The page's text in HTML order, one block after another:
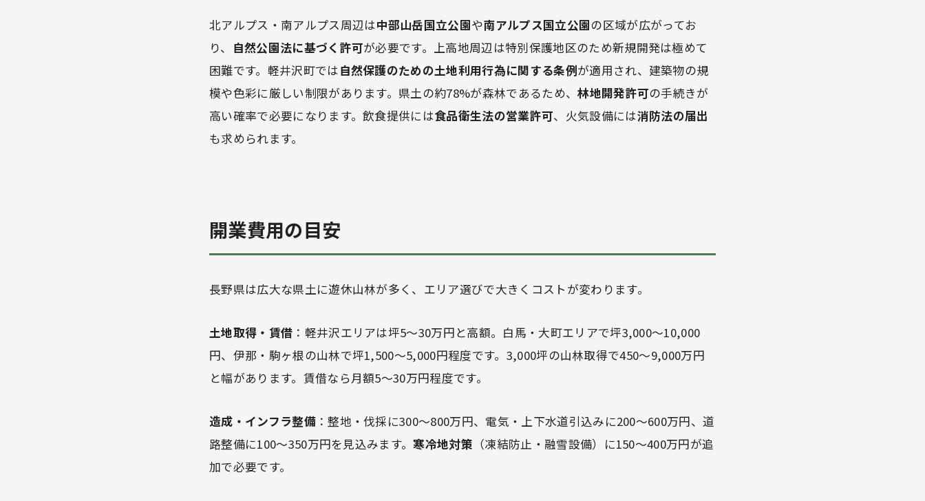
北アルプス・南アルプス周辺は中部山岳国立公園や南アルプス国立公園の区域が広がってお
り、 自然公園法に基づく許可が必要です。上高地周辺は特別保護地区のため新規開発は極めて
困難です。軽井沢町では自然保護のための土地利用行為に関する条例が適用され、建築物の規
模や色彩に厳しい制限があります。県土の約78%が森林であるため、林地開発許可の手続きが
高い確率で必要になります。飲食提供には食品衛生法の営業許可、火気設備には消防法の届出
も求められます。
開業費用の目安
長野県は広大な県土に遊休山林が多く、エリア選びで大きくコストが変わります。
土地取得・賃借 ：軽井沢エリアは坪5〜30万円と高額。白馬・大町エリアで坪3,000〜10,000
円、伊那・駒ヶ根の山林で坪1,500〜5,000円程度です。3,000坪の山林取得で450〜9,000万円
と幅があります。賃借なら月額5〜30万円程度です。
造成・インフラ整備：整地・伐採に300〜800万円、電気・上下水道引込みに200〜600万円、道
路整備に100〜350万円を見込みます。寒冷地対策 （凍結防止・融雪設備）に150〜400万円が追
加で必要です。